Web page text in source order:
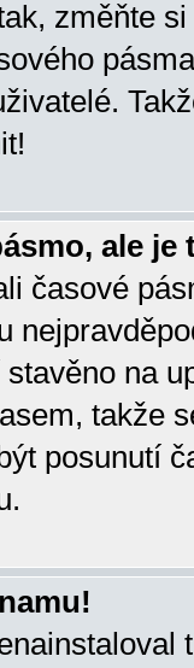
změňte
ale je
časové
na
takže
posunutí